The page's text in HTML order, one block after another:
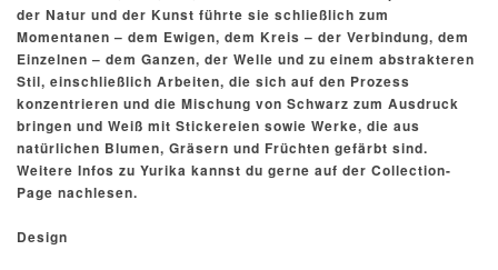
der Natur und der Kunst führte sie schließlich zum
Momentanen – dem Ewigen, dem Kreis – der Verbindung, dem
Einzelnen – dem Ganzen, der Welle und zu einem abstrakteren
Stil, einschließlich Arbeiten, die sich auf den Prozess
konzentrieren und die Mischung von Schwarz zum Ausdruck
bringen und Weiß mit Stickereien sowie Werke, die aus
natürlichen Blumen, Gräsern und Früchten gefärbt sind.
Weitere Infos zu Yurika kannst du gerne auf der Collection-
Page nachlesen.
Design